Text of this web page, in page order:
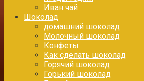
Иван чай
Шоколад
домашний шоколад
Молочный шоколад
Конфеты
Как сделать шоколад
Горячий шоколад
Горький шоколад